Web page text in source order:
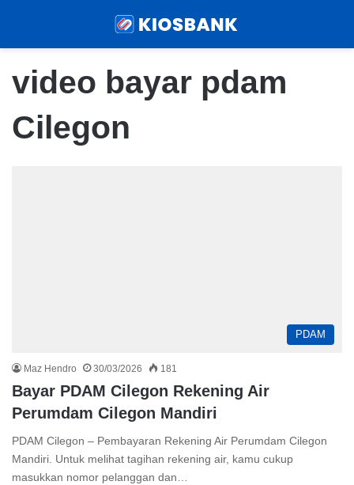
video bayar pdam
Cilegon
PDAM
Maz Hendro 30/03/2026 181
Bayar PDAM Cilegon Rekening Air
Perumdam Cilegon Mandiri
PDAM Cilegon – Pembayaran Rekening Air Perumdam Cilegon
Mandiri. Untuk melihat tagihan rekening air, kamu cukup
masukkan nomor pelanggan dan…